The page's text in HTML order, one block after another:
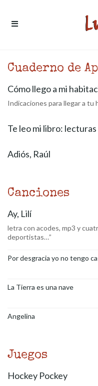
Cuaderno de
Cómo llego a mi
Indicaciones para llegar a tu
Te leo mi libro:
Adiós, Raúl
Canciones
Ay, Lilí
letra con acodes, mp3 y
deportistas…”
Por desgracia yo no tengo
La Tierra es una nave
Angelina
Juegos
Hockey Pockey